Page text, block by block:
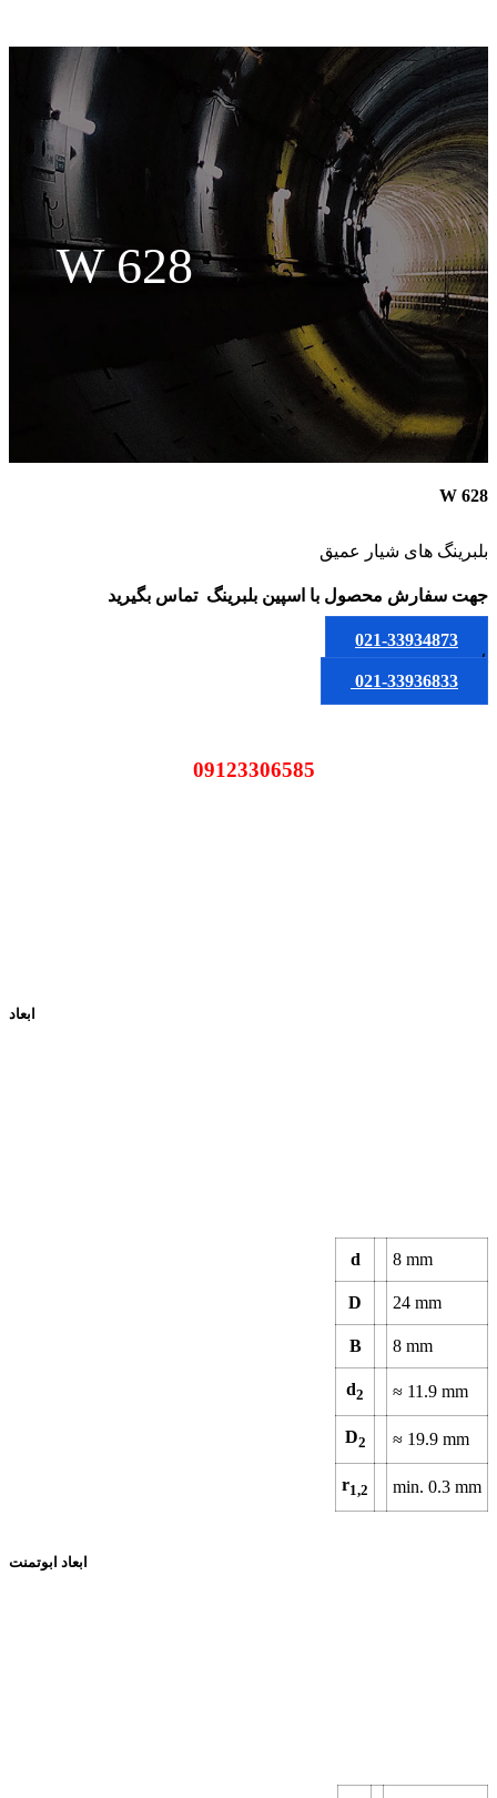
W 628
W 628
بلبرینگ های شیار عمیق
جهت سفارش محصول با اسپین بلبرینگ تماس بگیرید
021-33934873
یا
021-33936833
ابعاد
d 8 mm
D 24 mm
B 8 mm
d2 ≈ 11.9 mm
D2 ≈ 19.9 mm
r1,2 min. 0.3 mm
ابعاد ابوتمنت